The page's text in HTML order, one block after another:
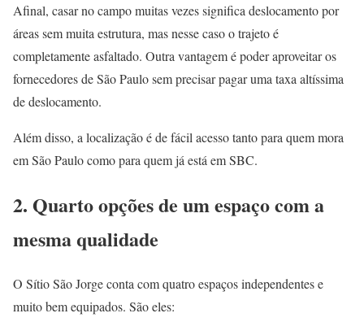
Afinal, casar no campo muitas vezes significa deslocamento por
áreas sem muita estrutura, mas nesse caso o trajeto é
completamente asfaltado. Outra vantagem é poder aproveitar os
fornecedores de São Paulo sem precisar pagar uma taxa altíssima
de deslocamento.
Além disso, a localização é de fácil acesso tanto para quem mora
em São Paulo como para quem já está em SBC.
2. Quarto opções de um espaço com a
mesma qualidade
O Sítio São Jorge conta com quatro espaços independentes e
muito bem equipados. São eles: